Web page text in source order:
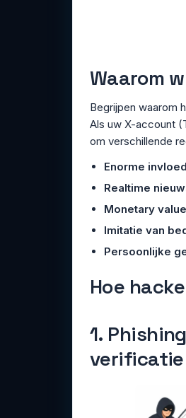
Waarom
Begrijpen waarom
Als uw X-account
om verschillende
Enorme
Realtime
Monetary
Imitatie van
Persoonlijke
Hoe
1.
verificatie